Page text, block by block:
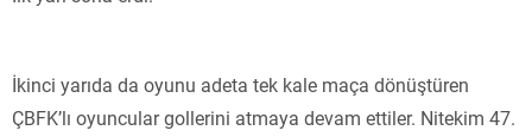
İkinci yarıda da oyunu adeta tek kale maça dönüştüren
ÇBFK’lı oyuncular gollerini atmaya devam ettiler. Nitekim 47.